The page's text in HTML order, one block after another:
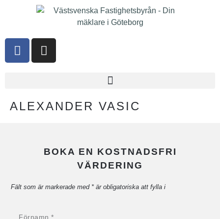
ALEXANDER VASIC
BOKA EN KOSTNADSFRI
VÄRDERING
Fält som är markerade med * är obligatoriska att fylla i